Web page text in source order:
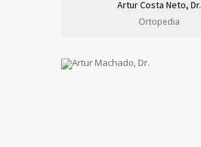
Artur Costa Neto, Dr.
Ortopedia